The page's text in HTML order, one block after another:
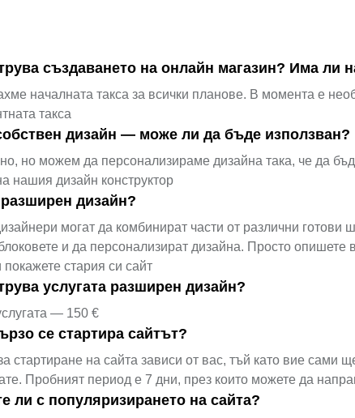
създаването на онлайн магазин? Има ли
началната такса за всички планове. В момента е
такса
дизайн — може ли да бъде използван?
но можем да персонализираме дизайна така, че да
нашия дизайн конструктор
дизайн?
могат да комбинират части от различни готови
и да персонализират дизайна. Просто опишете
покажете стария си сайт
услугата разширен дизайн?
— 150 €
се стартира сайтът?
стартиране на сайта зависи от вас, тъй като вие сами
Пробният период е 7 дни, през които можете да
ли с популяризирането на сайта?